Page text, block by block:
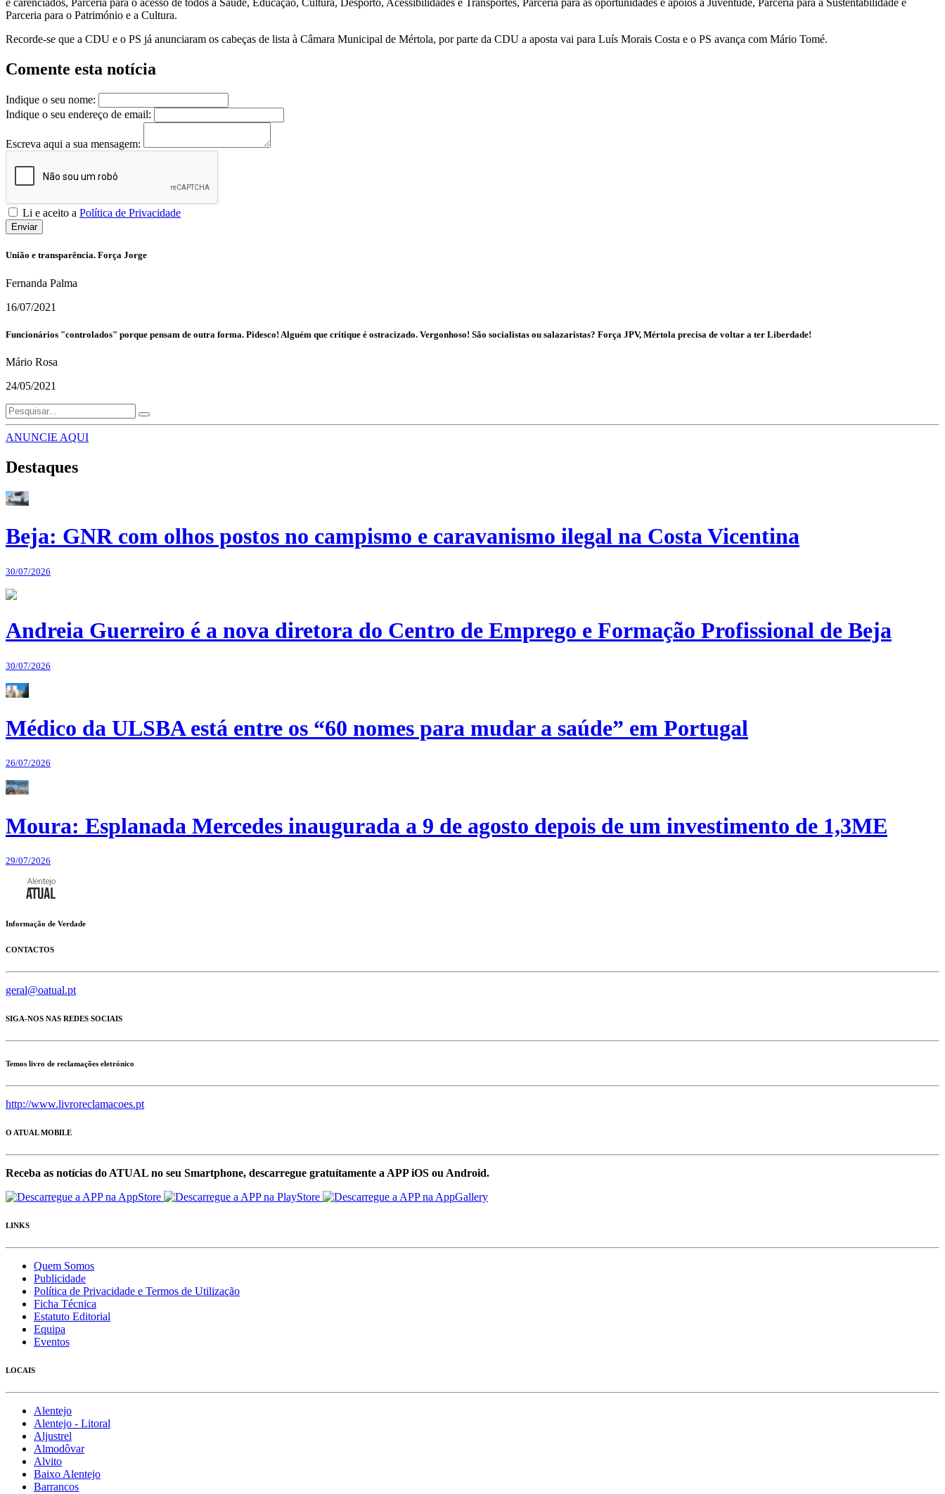
e carenciados, Parceria para o acesso de todos à Saúde, Educação, Cultura, Desporto, Acessibilidades e Transportes, Parceria para as oportunidades e apoios à Juventude, Parceria para a Sustentabilidade e
Parceria para o Património e a Cultura.
Recorde-se que a CDU e o PS já anunciaram os cabeças de lista à Câmara Municipal de Mértola, por parte da CDU a aposta vai para Luís Morais Costa e o PS avança com Mário Tomé.
Comente esta notícia
Indique o seu nome:
Indique o seu endereço de email:
Escreva aqui a sua mensagem:
Li e aceito a Política de Privacidade
Enviar
União e transparência. Força Jorge
Fernanda Palma
16/07/2021
Funcionários "controlados" porque pensam de outra forma. Pidesco! Alguém que critique é ostracizado. Vergonhoso! São socialistas ou salazaristas? Força JPV, Mértola precisa de voltar a ter Liberdade!
Mário Rosa
24/05/2021
ANUNCIE AQUI
Destaques
Beja: GNR com olhos postos no campismo e caravanismo ilegal na Costa Vicentina
30/07/2026
Andreia Guerreiro é a nova diretora do Centro de Emprego e Formação Profissional de Beja
30/07/2026
Médico da ULSBA está entre os “60 nomes para mudar a saúde” em Portugal
26/07/2026
Moura: Esplanada Mercedes inaugurada a 9 de agosto depois de um investimento de 1,3ME
29/07/2026
Informação de Verdade
CONTACTOS
geral@oatual.pt
SIGA-NOS NAS REDES SOCIAIS
Temos livro de reclamações eletrónico
http://www.livroreclamacoes.pt
O ATUAL MOBILE
Receba as notícias do ATUAL no seu Smartphone, descarregue gratuítamente a APP iOS ou Android.
LINKS
Quem Somos
Publicidade
Política de Privacidade e Termos de Utilização
Ficha Técnica
Estatuto Editorial
Equipa
Eventos
LOCAIS
Alentejo
Alentejo - Litoral
Aljustrel
Almodôvar
Alvito
Baixo Alentejo
Barrancos